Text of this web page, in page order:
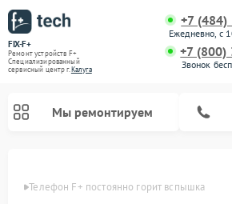
FIX-F+
Ремонт устройств F+
Специализированный
cервисный центр г.Калуга
+7
Ежедневно, с
+7 (800)
Звонок
Мы ремонтируем
Телефон F+ постоянно горит вспышка